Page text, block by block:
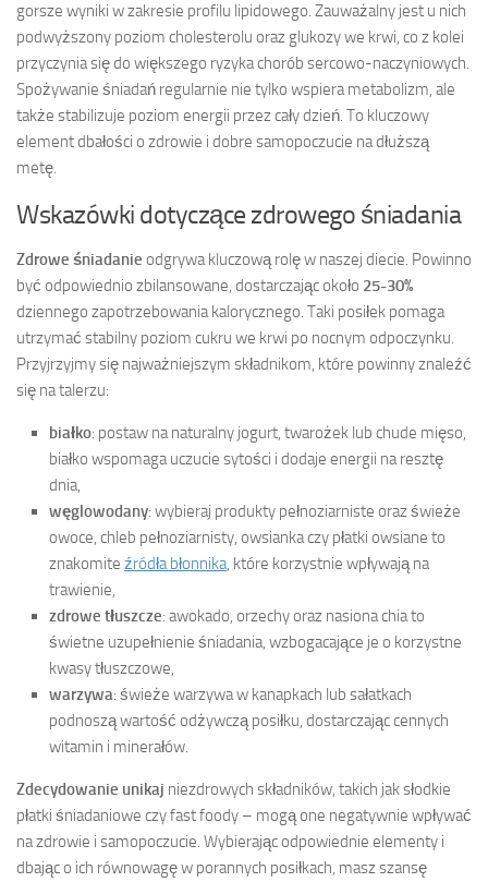
gorsze wyniki w zakresie profilu lipidowego. Zauważalny jest u nich
podwyższony poziom cholesterolu oraz glukozy we krwi, co z kolei
przyczynia się do większego ryzyka chorób sercowo-naczyniowych.
Spożywanie śniadań regularnie nie tylko wspiera metabolizm, ale
także stabilizuje poziom energii przez cały dzień. To kluczowy
element dbałości o zdrowie i dobre samopoczucie na dłuższą
metę.
Wskazówki dotyczące zdrowego śniadania
Zdrowe śniadanie odgrywa kluczową rolę w naszej diecie. Powinno
być odpowiednio zbilansowane, dostarczając około 25-30%
dziennego zapotrzebowania kalorycznego. Taki posiłek pomaga
utrzymać stabilny poziom cukru we krwi po nocnym odpoczynku.
Przyjrzyjmy się najważniejszym składnikom, które powinny znaleźć
się na talerzu:
białko: postaw na naturalny jogurt, twarożek lub chude mięso,
białko wspomaga uczucie sytości i dodaje energii na resztę
dnia,
węglowodany: wybieraj produkty pełnoziarniste oraz świeże
owoce, chleb pełnoziarnisty, owsianka czy płatki owsiane to
znakomite źródła błonnika, które korzystnie wpływają na
trawienie,
zdrowe tłuszcze: awokado, orzechy oraz nasiona chia to
świetne uzupełnienie śniadania, wzbogacające je o korzystne
kwasy tłuszczowe,
warzywa: świeże warzywa w kanapkach lub sałatkach
podnoszą wartość odżywczą posiłku, dostarczając cennych
witamin i minerałów.
Zdecydowanie unikaj niezdrowych składników, takich jak słodkie
płatki śniadaniowe czy fast foody – mogą one negatywnie wpływać
na zdrowie i samopoczucie. Wybierając odpowiednie elementy i
dbając o ich równowagę w porannych posiłkach, masz szansę